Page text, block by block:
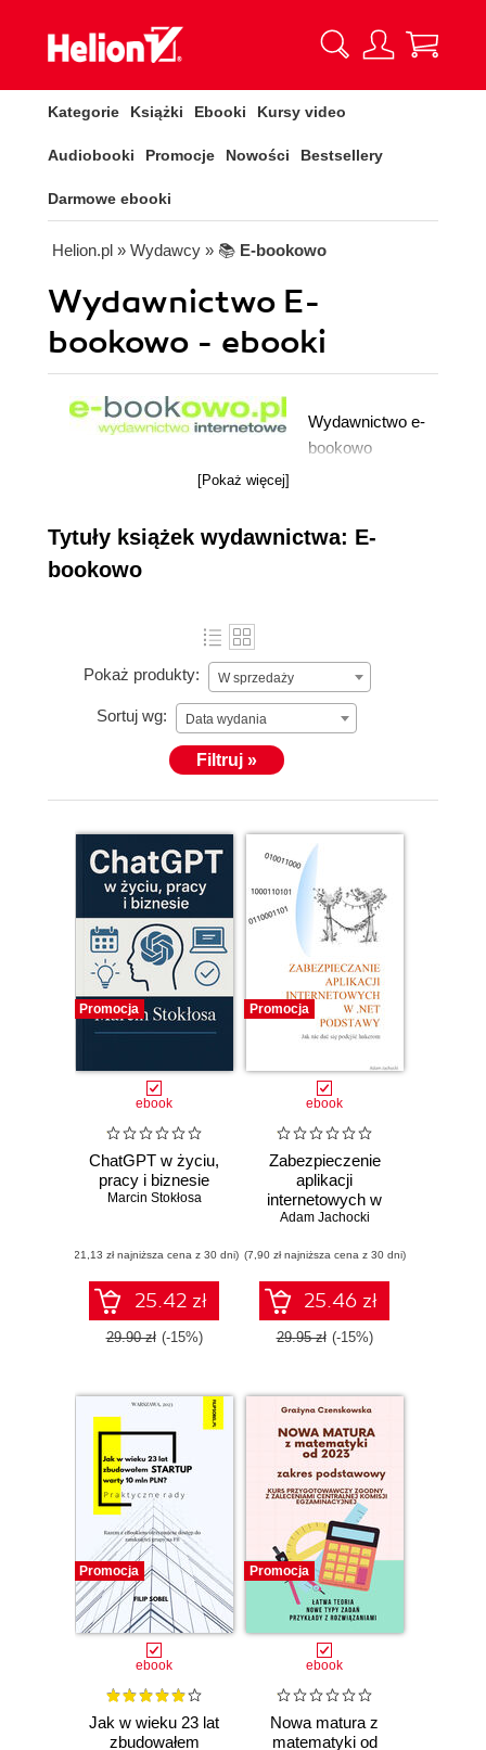
Kategorie Książki Ebooki Kursy video
Audiobooki Promocje Nowości Bestsellery
Darmowe ebooki
Helion.pl » Wydawcy » 📚 E-bookowo
Wydawnictwo E-
bookowo - ebooki
Wydawnictwo e-
bookowo
październiku 2008
które obecnie
dostępne są w
niemal
bookowo stawia
na debiutantów,
którym niezwykle
trudno jest
zaistnieć na rynku
wydawnictw
papierowych,
pomimo mnogiej
ilości wydawców.
Przez cały czas
kieruje się
zasadą, że Autor
jest
najważniejszy.
naukowe, teksty
publicystyczne,
prozatorskie, a
także poezję,
muzyczne. Dzięki
portalowi
literackiemu
strefaautora.pl,
drukowi na
życzenie i
organizowaniu
spotkań
autorskich - jest
jednym z
najbardziej
obiecujących
wydawnictw
więcej »
[Pokaż więcej]
Tytuły książek wydawnictwa: E-
bookowo
Pokaż produkty: W sprzedaży
Sortuj wg: Data wydania
Filtruj »
Promocja
ebook
ChatGPT w życiu,
pracy i biznesie
Marcin Stokłosa
(21,13 zł najniższa cena z 30 dni)
25.42 zł
29.90 zł (-15%)
Promocja
ebook
Zabezpieczenie
aplikacji
internetowych w
.NET
Adam Jachocki
(7,90 zł najniższa cena z 30 dni)
25.46 zł
29.95 zł (-15%)
Promocja
ebook
Jak w wieku 23 lat
zbudowałem
Promocja
ebook
Nowa matura z
matematyki od